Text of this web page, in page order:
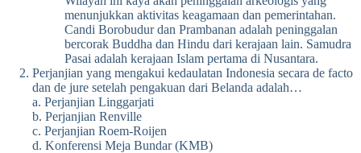
menunjukkan aktivitas keagamaan dan pemerintahan.
Candi Borobudur dan Prambanan adalah peninggalan
bercorak Buddha dan Hindu dari kerajaan lain. Samudra
Pasai adalah kerajaan Islam pertama di Nusantara.
Perjanjian yang mengakui kedaulatan Indonesia secara de facto
dan de jure setelah pengakuan dari Belanda adalah…
a. Perjanjian Linggarjati
b. Perjanjian Renville
c. Perjanjian Roem-Roijen
d. Konferensi Meja Bundar (KMB)